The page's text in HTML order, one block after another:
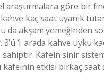
araştırmalara göre bir
kaç saat uyanık
da akşam yemeğinden
1 arada kahve uyku
Kafein sinir
kafeinin etkisi birkaç